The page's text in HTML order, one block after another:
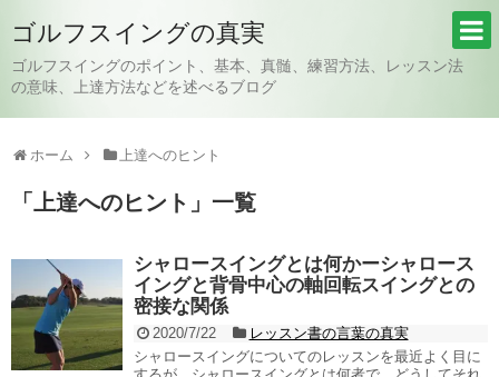
ゴルフスイングの真実
ゴルフスイングのポイント、基本、真髄、練習方法、レッスン法
の意味、上達方法などを述べるブログ
ホーム 上達へのヒント
「 上達へのヒント 」 一覧
シャロースイングとは何かーシャロース
イングと背骨中心の軸回転スイングとの
密接な関係
2020/7/22
レッスン書の言葉の真実
シャロースイングについてのレッスンを最近よく目に